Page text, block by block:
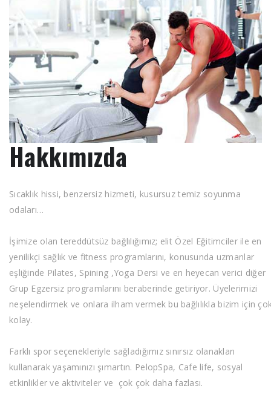
Hakkımızda
Sıcaklık hissi, benzersiz hizmeti, kusursuz temiz soyunma
odaları…
İşimize olan tereddütsüz bağlılığımız; elit Özel Eğitimciler ile en
yenilikçi sağlık ve fitness programlarını, konusunda uzmanlar
eşliğinde Pilates, Spining ,Yoga Dersi ve en heyecan verici diğer
Grup Egzersiz programlarını beraberinde getiriyor. Üyelerimizi
neşelendirmek ve onlara ilham vermek bu bağlılıkla bizim için
kolay.
Farklı spor seçenekleriyle sağladığımız sınırsız olanakları
kullanarak yaşamınızı şımartın. PelopSpa, Cafe life, sosyal
etkinlikler ve aktiviteler ve çok çok daha fazlası.